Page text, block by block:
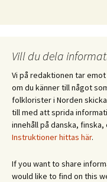
Vill du dela
Vi på redaktionen tar
om du känner till något
folklorister i Norden
till med att sprida
innehåll på danska,
Instruktioner hittas här.
If you want to share
would like to find on this